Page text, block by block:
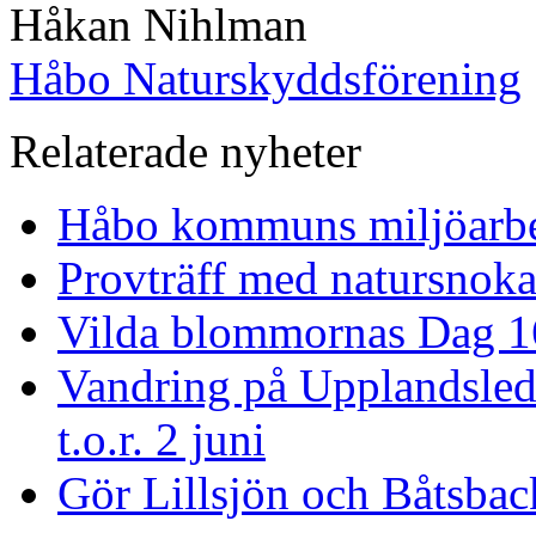
Håkan Nihlman
Håbo Naturskyddsförening
Relaterade nyheter
Håbo kommuns
Provträff med
Vilda blommornas Dag
Vandring på
t.o.r. 2 juni
Gör Lillsjön och